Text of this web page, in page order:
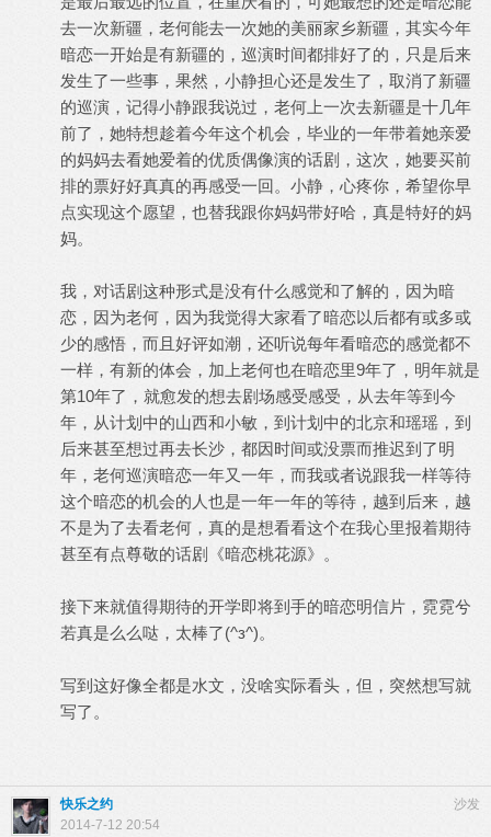
去一次新疆，老何能去一次她的美丽家乡新疆，其实今年
暗恋一开始是有新疆的，巡演时间都排好了的，只是后来
发生了一些事，果然，小静担心还是发生了，取消了新疆
的巡演，记得小静跟我说过，老何上一次去新疆是十几年
前了，她特想趁着今年这个机会，毕业的一年带着她亲爱
的妈妈去看她爱着的优质偶像演的话剧，这次，她要买前
排的票好好真真的再感受一回。小静，心疼你，希望你早
点实现这个愿望，也替我跟你妈妈带好哈，真是特好的妈
妈。
我，对话剧这种形式是没有什么感觉和了解的，因为暗
恋，因为老何，因为我觉得大家看了暗恋以后都有或多或
少的感悟，而且好评如潮，还听说每年看暗恋的感觉都不
一样，有新的体会，加上老何也在暗恋里9年了，明年就是
第10年了，就愈发的想去剧场感受感受，从去年等到今
年，从计划中的山西和小敏，到计划中的北京和瑶瑶，到
后来甚至想过再去长沙，都因时间或没票而推迟到了明
年，老何巡演暗恋一年又一年，而我或者说跟我一样等待
这个暗恋的机会的人也是一年一年的等待，越到后来，越
不是为了去看老何，真的是想看看这个在我心里报着期待
甚至有点尊敬的话剧《暗恋桃花源》。
接下来就值得期待的开学即将到手的暗恋明信片，霓霓兮
若真是么么哒，太棒了(^з^)。
写到这好像全都是水文，没啥实际看头，但，突然想写就
写了。
沙发
快乐之约
2014-7-12 20:54